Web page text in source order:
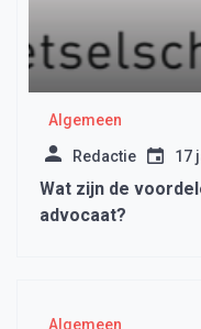
Algemeen
Redactie 17
Wat zijn de
advocaat?
Algemeen